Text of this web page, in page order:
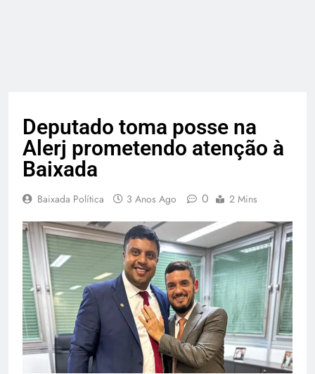
Deputado toma posse na
Alerj prometendo atenção à
Baixada
Baixada Política 3 Anos Ago 0 2 Mins